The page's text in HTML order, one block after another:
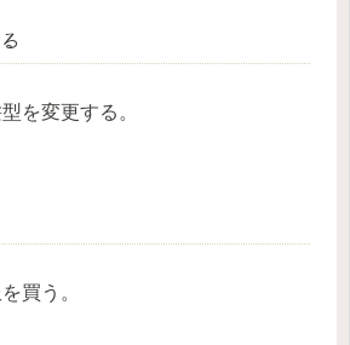
を変更する。
買う。